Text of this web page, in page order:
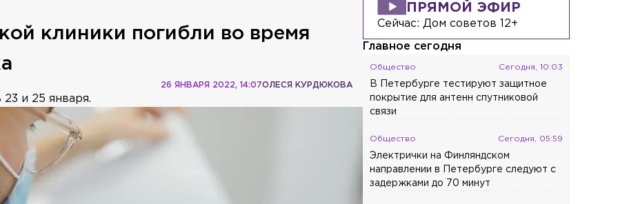
клиники погибли во время
ОЛЕСЯ КУРДЮКОВА
26 ЯНВАРЯ 2022, 14:07
и 25 января.
ПРЯМОЙ ЭФИР
Сейчас: Дом советов 12+
Главное сегодня
Общество Сегодня, 10:03
В Петербурге тестируют защитное
покрытие для антенн спутниковой
связи
Общество Сегодня, 05:59
Электрички на Финляндском
направлении в Петербурге следуют с
задержками до 70 минут